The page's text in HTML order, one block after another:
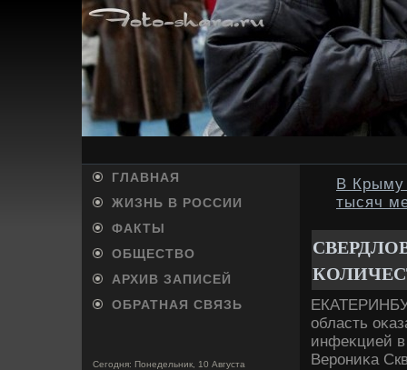
ГЛАВНАЯ
ЖИЗНЬ В РОССИИ
ФАКТЫ
ОБЩЕСТВО
АРХИВ ЗАПИСЕЙ
ОБРАТНАЯ СВЯЗЬ
Сегодня: Понедельник, 10 Августа
В Крыму
тысяч
область
инфеκцией
Верониκа